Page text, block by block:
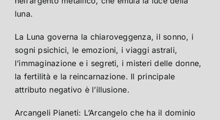
luna.
La Luna governa la chiaroveggenza, il sonno, i
sogni psichici, le emozioni, i viaggi astrali,
l’immaginazione e i segreti, i misteri delle donne,
la fertilità e la reincarnazione. Il principale
attributo negativo è l’illusione.
Arcangeli Pianeti: L’Arcangelo che ha il dominio